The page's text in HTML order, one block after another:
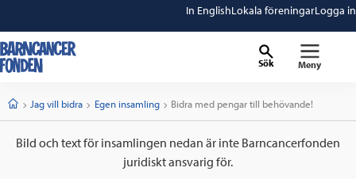
In EnglishLokala föreningarLogga in
Sök Meny
StartJag vill bidra Egen insamling Current:
Bidra med pengar till behövande!
Bild och text för insamlingen nedan är inte Barncancerfonden
juridiskt ansvarig för.